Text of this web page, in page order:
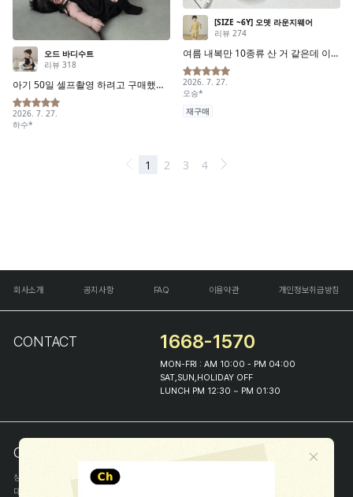
회사소개 공지사항 FAQ 이용약관 개인정보취급방침
CONTACT 1668-1570
MON-FRI : AM 10:00 - PM 04:00
SAT,SUN,HOLIDAY OFF
LUNCH PM 12:30 ~ PM 01:30
COMPANY INFO
상호
(주)해피프린스
대표